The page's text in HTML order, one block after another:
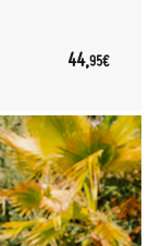
44,95€